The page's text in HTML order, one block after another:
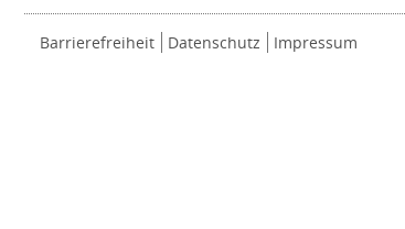
Barrierefreiheit Datenschutz Impressum